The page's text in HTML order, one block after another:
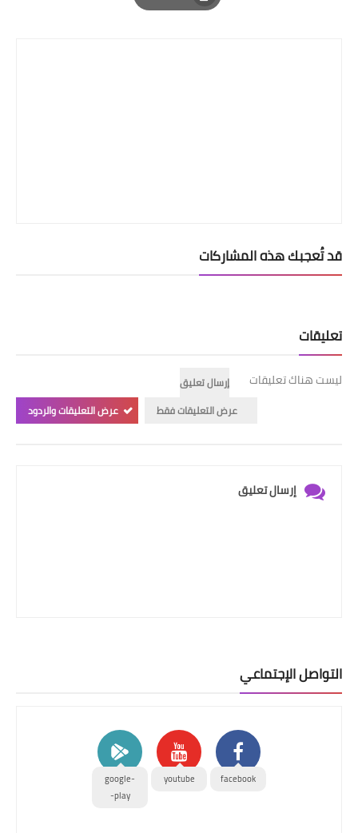
Print
قد تُعجبك هذه المشاركات
تعليقات
ليست هناك تعليقات
إرسال تعليق
عرض التعليقات فقط
عرض التعليقات والردود
إرسال تعليق
التواصل الإجتماعي
facebook
youtube
google-
play-